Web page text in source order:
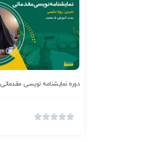
دوره نمایشنامه نویسی مقدماتی




